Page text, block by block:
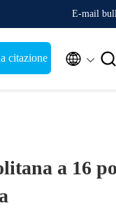
E-mail
citazione  
a 16